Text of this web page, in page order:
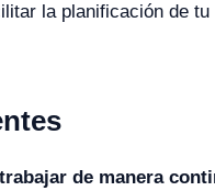
la planificación de
de manera